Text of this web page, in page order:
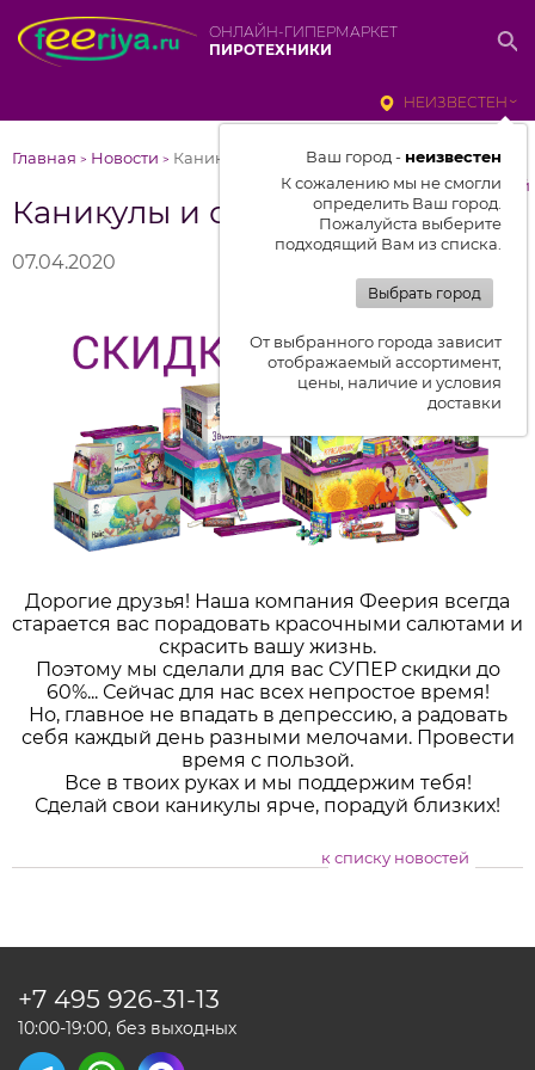
ОНЛАЙН-ГИПЕРМАРКЕТ
ПИРОТЕХНИКИ
НЕИЗВЕСТЕН
Ваш город - неизвестен
К сожалению мы не смогли
определить Ваш город.
Пожалуйста выберите
подходящий Вам из списка.
Выбрать город
От выбранного города зависит
отображаемый ассортимент,
цены, наличие и условия
доставки
Главная > Новости > Каникулы и скидки до 60%!!!
Каникулы и скидки до 60%!!!
к списку новостей
07.04.2020
Дорогие друзья! Наша компания Феерия всегда
старается вас порадовать красочными салютами и
скрасить вашу жизнь.
Поэтому мы сделали для вас СУПЕР скидки до
60%... Сейчас для нас всех непростое время!
Но, главное не впадать в депрессию, а радовать
себя каждый день разными мелочами. Провести
время с пользой.
Все в твоих руках и мы поддержим тебя!
Сделай свои каникулы ярче, порадуй близких!
к списку новостей
+7 495 926-31-13
10:00-19:00, без выходных